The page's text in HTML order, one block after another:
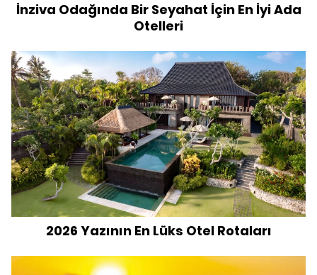
İnziva Odağında Bir Seyahat İçin En İyi Ada
Otelleri
2026 Yazının En Lüks Otel Rotaları